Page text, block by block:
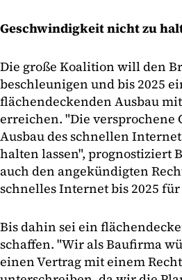
Geschwindigkeit nicht zu
Die große Koalition will den
beschleunigen und bis 2025
flächendeckenden Ausbau
erreichen. "Die versprochene
Ausbau des schnellen
halten lassen", prognostiziert
auch den angekündigten
schnelles Internet bis 2025
Bis dahin sei ein
schaffen. "Wir als Baufirma
einen Vertrag mit einem